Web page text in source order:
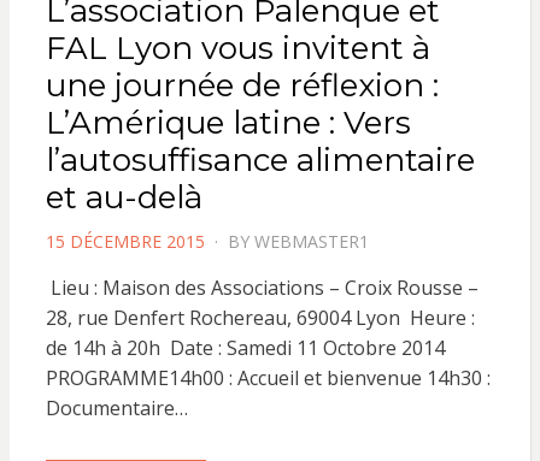
L’association Palenque et
FAL Lyon vous invitent à
une journée de réflexion :
L’Amérique latine : Vers
l’autosuffisance alimentaire
et au-delà
POSTED
15 DÉCEMBRE 2015 BY WEBMASTER1
Lieu : Maison des Associations – Croix Rousse –
28, rue Denfert Rochereau, 69004 Lyon Heure :
de 14h à 20h Date : Samedi 11 Octobre 2014
PROGRAMME14h00 : Accueil et bienvenue 14h30 :
Documentaire…